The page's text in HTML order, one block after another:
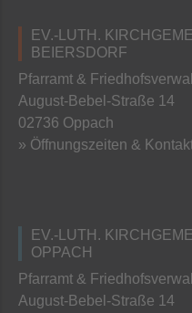
EV.-LUTH.
BEIERSDORF
Pfarramt &
August-Bebel-Straße 14
02736 Oppach
» Öffnungszeiten &
EV.-LUTH.
OPPACH
Pfarramt &
August-Bebel-Straße 14